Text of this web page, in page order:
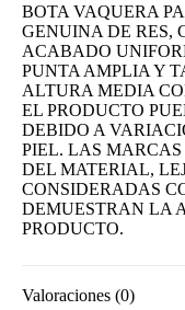
BOTA VAQUERA
GENUINA DE RES,
ACABADO
PUNTA AMPLIA Y
ALTURA MEDIA
EL PRODUCTO
DEBIDO A
PIEL. LAS
DEL MATERIAL,
CONSIDERADAS
DEMUESTRAN LA
PRODUCTO.
Valoraciones (0)